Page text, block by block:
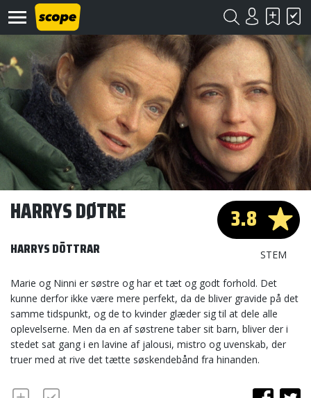
Om
Scope
2020
3.8
STEM
HARRYS DØTRE
HARRYS DÖTTRAR
Marie og Ninni er søstre og har et tæt og godt forhold. Det
kunne derfor ikke være mere perfekt, da de bliver gravide på det
samme tidspunkt, og de to kvinder glæder sig til at dele alle
oplevelserne. Men da en af søstrene taber sit barn, bliver der i
stedet sat gang i en lavine af jalousi, mistro og uvenskab, der
truer med at rive det tætte søskendebånd fra hinanden.